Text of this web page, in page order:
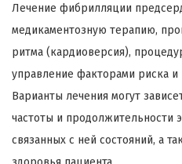
Лечение фибрилляции
медикаментозную терапию,
ритма (кардиоверсия),
управление факторами риска
Варианты лечения могут
частоты и продолжительности
связанных с ней состояний, а